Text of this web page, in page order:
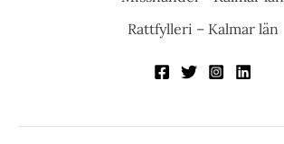
Rattfylleri – Kalmar län